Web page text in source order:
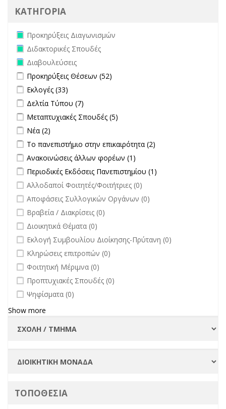
ΚΑΤΗΓΟΡΙΑ
Remove Προκηρύξεις Διαγωνισμών filter
Προκηρύξεις Διαγωνισμών
Remove Διδακτορικές Σπουδές filter
Διδακτορικές Σπουδές
Remove Διαβουλεύσεις filter
Διαβουλεύσεις
Apply Προκηρύξεις Θέσεων filter
Προκηρύξεις Θέσεων (52)
Apply Εκλογές filter
Εκλογές (33)
Apply Δελτία Τύπου filter
Δελτία Τύπου (7)
Apply Μεταπτυχιακές Σπουδές filter
Μεταπτυχιακές Σπουδές (5)
Apply Νέα filter
Νέα (2)
Apply Το πανεπιστήμιο στην επικαιρότητα filter
Το πανεπιστήμιο στην επικαιρότητα (2)
Apply Ανακοινώσεις άλλων φορέων filter
Ανακοινώσεις άλλων φορέων (1)
Apply Περιοδικές Εκδόσεις Πανεπιστημίου filter
Περιοδικές Εκδόσεις Πανεπιστημίου (1)
undefined
Αλλοδαποί Φοιτητές/Φοιτήτριες (0)
undefined
Αποφάσεις Συλλογικών Οργάνων (0)
undefined
Βραβεία / Διακρίσεις (0)
undefined
Διοικητικά Θέματα (0)
undefined
Εκλογή Συμβουλίου Διοίκησης-Πρύτανη (0)
undefined
Κληρώσεις επιτροπών (0)
undefined
Φοιτητική Μέριμνα (0)
undefined
Προπτυχιακές Σπουδές (0)
undefined
Ψηφίσματα (0)
Show more
ΤΟΠΟΘΕΣΙΑ